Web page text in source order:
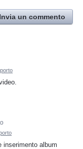
un commento
inserimento album